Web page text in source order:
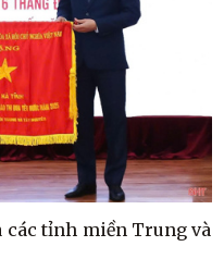
các tỉnh miền Trung và